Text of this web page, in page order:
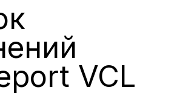
VCL